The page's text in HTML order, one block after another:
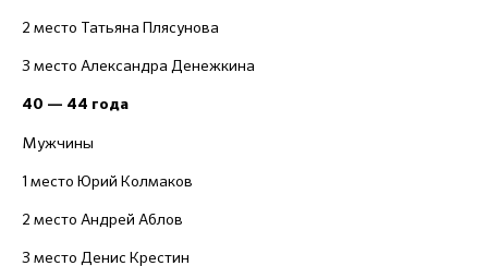
2 место Татьяна Плясунова
3 место Александра Денежкина
40 — 44 года
Мужчины
1 место Юрий Колмаков
2 место Андрей Аблов
3 место Денис Крестин